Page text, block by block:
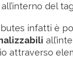
del
infatti è
attraverso